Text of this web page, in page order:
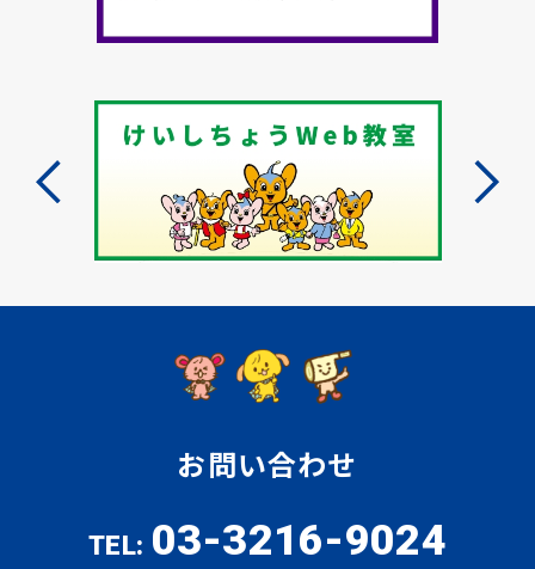
お問い合わせ
TEL: 03-3216-9024